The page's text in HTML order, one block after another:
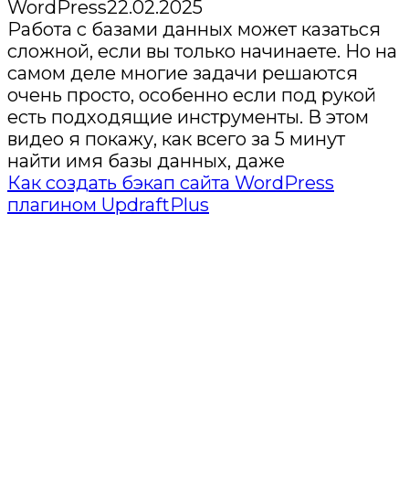
WordPress22.02.2025
Работа с базами данных может казаться
сложной, если вы только начинаете. Но на
самом деле многие задачи решаются
очень просто, особенно если под рукой
есть подходящие инструменты. В этом
видео я покажу, как всего за 5 минут
найти имя базы данных, даже
Как создать бэкап сайта WordPress
плагином UpdraftPlus